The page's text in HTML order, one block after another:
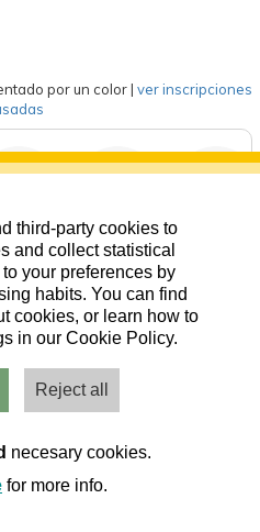
por un color| ver inscripciones
formación
third-party cookies to
and collect statistical
your preferences by
habits. You can find
cookies, or learn how to
in our Cookie Policy.
Reject all
necesary cookies.
for more info.